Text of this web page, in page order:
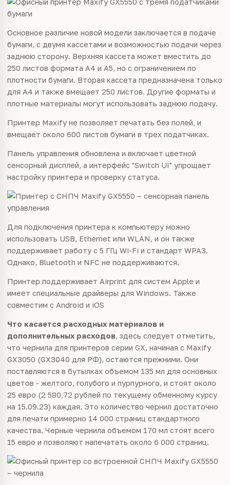
Основное различие новой модели заключается в подаче
бумаги, с двумя кассетами и возможностью подачи через
заднюю сторону. Верхняя кассета может вместить до
250 листов формата A4 и A5, но с ограничением по
плотности бумаги. Вторая кассета предназначена только
для A4 и также вмещает 250 листов. Другие форматы и
плотные материалы могут использовать заднюю подачу.
Принтер Maxify не позволяет печатать без полей, и
вмещает около 600 листов бумаги в трех податчиках.
Панель управления обновлена и включает цветной
сенсорный дисплей, а интерфейс "Switch UI" упрощает
настройку принтера и проверку статуса.
Для подключения принтера к компьютеру можно
использовать USB, Ethernet или WLAN, и он также
поддерживает работу с 5 ГГц Wi-Fi и стандарт WPA3.
Однако, Bluetooth и NFC не поддерживаются.
Принтер поддерживает Airprint для систем Apple и
имеет специальные драйверы для Windows. Также
совместим с Android и iOS
Что касается расходных материалов и
дополнительных расходов, здесь следует отметить,
что чернила для принтеров серии GX, начиная с Maxify
GX3050 (GX3040 для РФ), остаются прежними. Они
поставляются в бутылках объемом 135 мл для основных
цветов - желтого, голубого и пурпурного, и стоят около
25 евро (2 580,72 рублей по текущему обменному курсу
на 15.09.23) каждая. Это количество чернил достаточно
для печати примерно 14 000 страниц стандартного
качества. Черные чернила объемом 170 мл стоят всего
15 евро и позволяют напечатать около 6 000 страниц.